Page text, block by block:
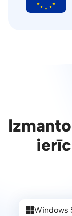
Windows